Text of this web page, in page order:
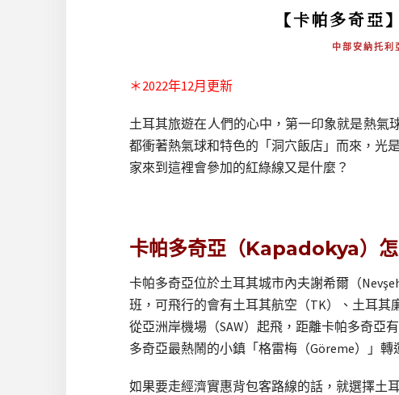
【卡帕多奇亞
中部安納托利
＊2022年12月更新
土耳其旅遊在人們的心中，第一印象就是熱氣
都衝著熱氣球和特色的「洞穴飯店」而來，光
家來到這裡會參加的紅綠線又是什麼？
卡帕多奇亞（Kapadokya）怎
卡帕多奇亞位於土耳其城市內夫謝希爾（
班，可飛行的會有土耳其航空（TK）、土耳其
從亞洲岸機場（SAW）起飛，距離卡帕多奇亞
多奇亞最熱鬧的小鎮「格雷梅（Göreme）」轉
如果要走經濟實惠背包客路線的話，就選擇土